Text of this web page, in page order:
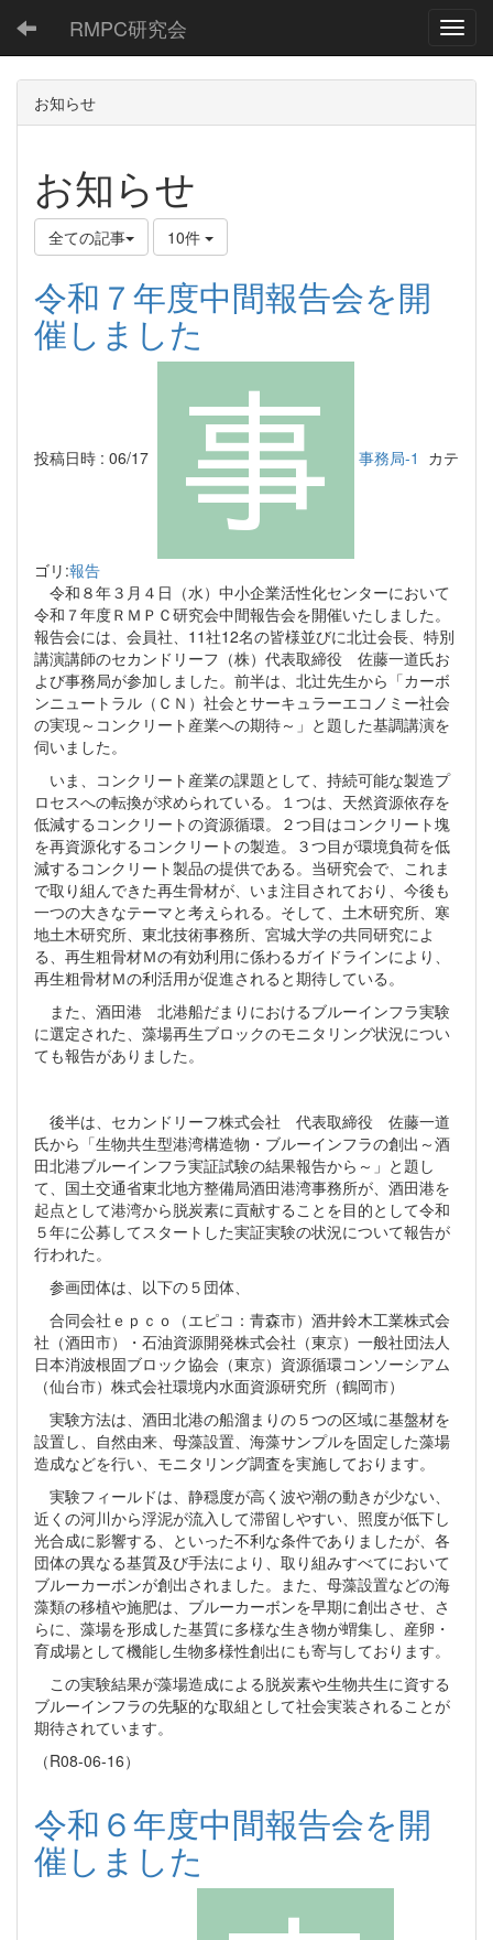
RMPC研究会
お知らせ
お知らせ
全ての記事 10件
令和７年度中間報告会を開
催しました
投稿日時 : 06/17 事務局-1 カテ
ゴリ:報告
令和８年３月４日（水）中小企業活性化センターにおいて
令和７年度ＲＭＰＣ研究会中間報告会を開催いたしました。
報告会には、会員社、11社12名の皆様並びに北辻会長、特別
講演講師のセカンドリーフ（株）代表取締役 佐藤一道氏お
よび事務局が参加しました。前半は、北辻先生から「カーボ
ンニュートラル（ＣＮ）社会とサーキュラーエコノミー社会
の実現～コンクリート産業への期待～」と題した基調講演を
伺いました。
いま、コンクリート産業の課題として、持続可能な製造プ
ロセスへの転換が求められている。１つは、天然資源依存を
低減するコンクリートの資源循環。２つ目はコンクリート塊
を再資源化するコンクリートの製造。３つ目が環境負荷を低
減するコンクリート製品の提供である。当研究会で、これま
で取り組んできた再生骨材が、いま注目されており、今後も
一つの大きなテーマと考えられる。そして、土木研究所、寒
地土木研究所、東北技術事務所、宮城大学の共同研究によ
る、再生粗骨材Ｍの有効利用に係わるガイドラインにより、
再生粗骨材Ｍの利活用が促進されると期待している。
また、酒田港 北港船だまりにおけるブルーインフラ実験
に選定された、藻場再生ブロックのモニタリング状況につい
ても報告がありました。
後半は、セカンドリーフ株式会社 代表取締役 佐藤一道
氏から「生物共生型港湾構造物・ブルーインフラの創出～酒
田北港ブルーインフラ実証試験の結果報告から～」と題し
て、国土交通省東北地方整備局酒田港湾事務所が、酒田港を
起点として港湾から脱炭素に貢献することを目的として令和
５年に公募してスタートした実証実験の状況について報告が
行われた。
参画団体は、以下の５団体、
合同会社ｅｐｃｏ（エピコ：青森市）酒井鈴木工業株式会
社（酒田市）・石油資源開発株式会社（東京）一般社団法人
日本消波根固ブロック協会（東京）資源循環コンソーシアム
（仙台市）株式会社環境内水面資源研究所（鶴岡市）
実験方法は、酒田北港の船溜まりの５つの区域に基盤材を
設置し、自然由来、母藻設置、海藻サンプルを固定した藻場
造成などを行い、モニタリング調査を実施しております。
実験フィールドは、静穏度が高く波や潮の動きが少ない、
近くの河川から浮泥が流入して滞留しやすい、照度が低下し
光合成に影響する、といった不利な条件でありましたが、各
団体の異なる基質及び手法により、取り組みすべてにおいて
ブルーカーボンが創出されました。また、母藻設置などの海
藻類の移植や施肥は、ブルーカーボンを早期に創出させ、さ
らに、藻場を形成した基質に多様な生き物が蝟集し、産卵・
育成場として機能し生物多様性創出にも寄与しております。
この実験結果が藻場造成による脱炭素や生物共生に資する
ブルーインフラの先駆的な取組として社会実装されることが
期待されています。
（R08-06-16）
令和６年度中間報告会を開
催しました